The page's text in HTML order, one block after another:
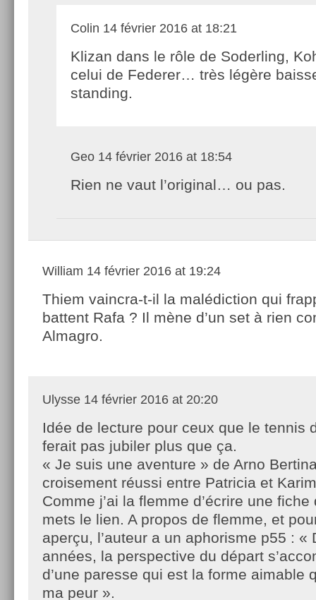
Colin 14 février 2016 at 18:21
Klizan dans le rôle de Soderling,
celui de Federer… très légère
standing.
Geo 14 février 2016 at 18:54
Rien ne vaut l’original… ou pas.
William 14 février 2016 at 19:24
Thiem vaincra-t-il la malédiction qui
battent Rafa ? Il mène d’un set à rien
Almagro.
Ulysse 14 février 2016 at 20:20
Idée de lecture pour ceux que le tennis
ferait pas jubiler plus que ça.
« Je suis une aventure » de Arno
croisement réussi entre Patricia et
Comme j’ai la flemme d’écrire une
mets le lien. A propos de flemme, et
aperçu, l’auteur a un aphorisme p55 : «
années, la perspective du départ
d’une paresse qui est la forme aimable
ma peur ».